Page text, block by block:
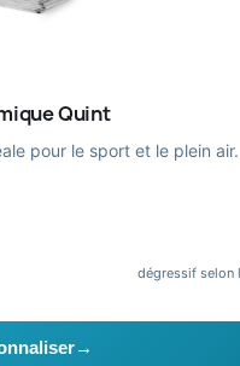
Quint
pour le sport et le plein air.
dégressif selon
→